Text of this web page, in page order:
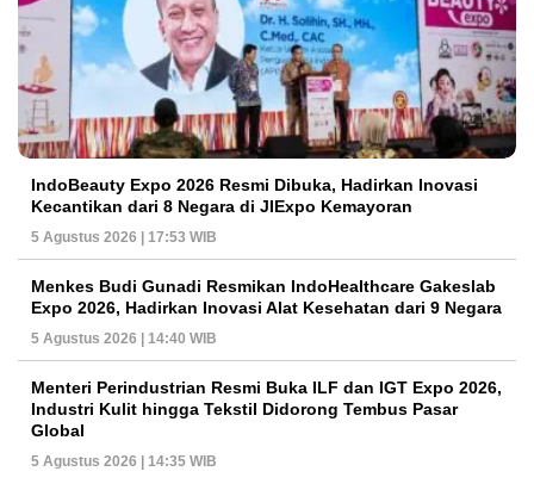
IndoBeauty Expo 2026 Resmi Dibuka, Hadirkan Inovasi
Kecantikan dari 8 Negara di JIExpo Kemayoran
5 Agustus 2026 | 17:53 WIB
Menkes Budi Gunadi Resmikan IndoHealthcare Gakeslab
Expo 2026, Hadirkan Inovasi Alat Kesehatan dari 9 Negara
5 Agustus 2026 | 14:40 WIB
Menteri Perindustrian Resmi Buka ILF dan IGT Expo 2026,
Industri Kulit hingga Tekstil Didorong Tembus Pasar
Global
5 Agustus 2026 | 14:35 WIB